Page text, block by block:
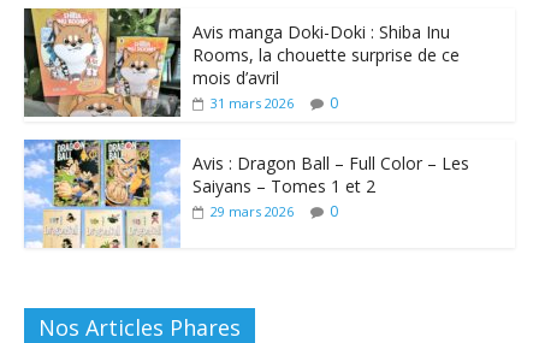
Avis manga Doki-Doki : Shiba Inu
Rooms, la chouette surprise de ce
mois d’avril
31 mars 2026 0
Avis : Dragon Ball – Full Color – Les
Saiyans – Tomes 1 et 2
29 mars 2026 0
Nos Articles Phares